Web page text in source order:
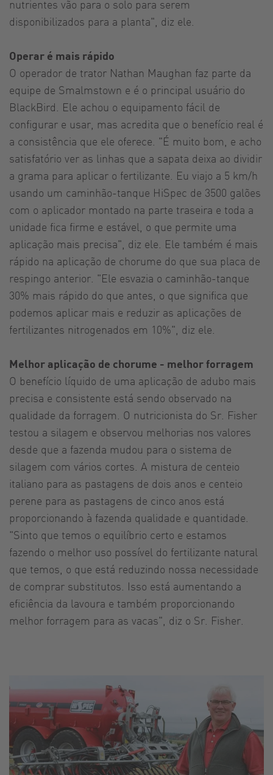
nutrientes vão para o solo para serem
disponibilizados para a planta", diz ele.
Operar é mais rápido
O operador de trator Nathan Maughan faz parte da
equipe de Smalmstown e é o principal usuário do
BlackBird. Ele achou o equipamento fácil de
configurar e usar, mas acredita que o benefício real é
a consistência que ele oferece. "É muito bom, e acho
satisfatório ver as linhas que a sapata deixa ao dividir
a grama para aplicar o fertilizante. Eu viajo a 5 km/h
usando um caminhão-tanque HiSpec de 3500 galões
com o aplicador montado na parte traseira e toda a
unidade fica firme e estável, o que permite uma
aplicação mais precisa", diz ele. Ele também é mais
rápido na aplicação de chorume do que sua placa de
respingo anterior. "Ele esvazia o caminhão-tanque
30% mais rápido do que antes, o que significa que
podemos aplicar mais e reduzir as aplicações de
fertilizantes nitrogenados em 10%", diz ele.
Melhor aplicação de chorume - melhor forragem
O benefício líquido de uma aplicação de adubo mais
precisa e consistente está sendo observado na
qualidade da forragem. O nutricionista do Sr. Fisher
testou a silagem e observou melhorias nos valores
desde que a fazenda mudou para o sistema de
silagem com vários cortes. A mistura de centeio
italiano para as pastagens de dois anos e centeio
perene para as pastagens de cinco anos está
proporcionando à fazenda qualidade e quantidade.
"Sinto que temos o equilíbrio certo e estamos
fazendo o melhor uso possível do fertilizante natural
que temos, o que está reduzindo nossa necessidade
de comprar substitutos. Isso está aumentando a
eficiência da lavoura e também proporcionando
melhor forragem para as vacas", diz o Sr. Fisher.